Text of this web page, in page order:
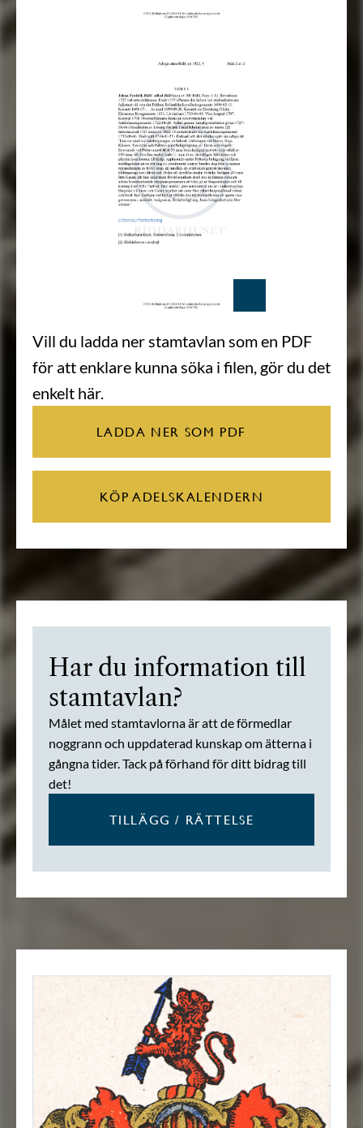
Vill du ladda ner stamtavlan som en PDF
för att enklare kunna söka i filen, gör du det
enkelt här.
LADDA NER SOM PDF
KÖP ADELSKALENDERN
Har du information till
stamtavlan?
Målet med stamtavlorna är att de förmedlar
noggrann och uppdaterad kunskap om ätterna i
gångna tider. Tack på förhand för ditt bidrag till
det!
TILLÄGG / RÄTTELSE